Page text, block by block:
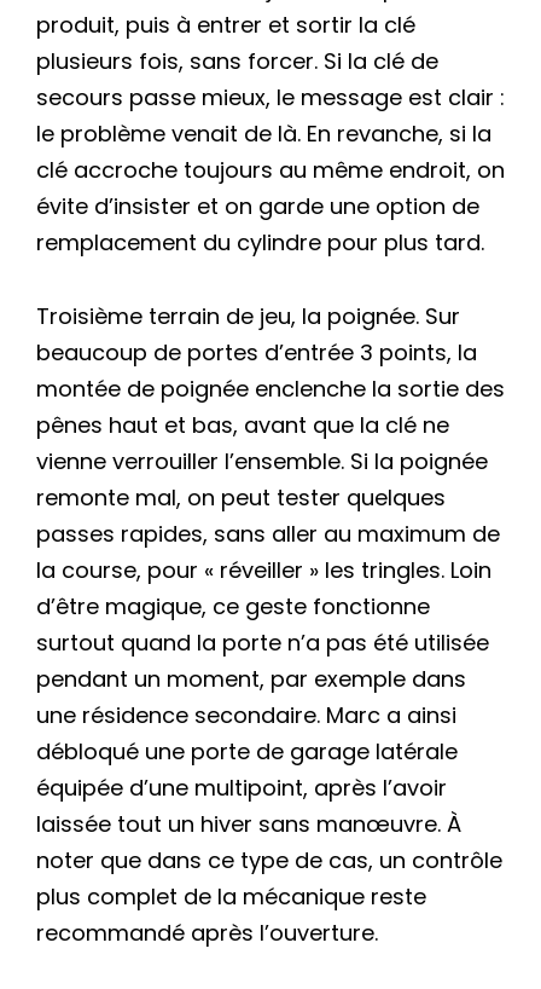
produit, puis à entrer et sortir la clé
plusieurs fois, sans forcer. Si la clé de
secours passe mieux, le message est clair :
le problème venait de là. En revanche, si la
clé accroche toujours au même endroit, on
évite d’insister et on garde une option de
remplacement du cylindre pour plus tard.
Troisième terrain de jeu, la poignée. Sur
beaucoup de portes d’entrée 3 points, la
montée de poignée enclenche la sortie des
pênes haut et bas, avant que la clé ne
vienne verrouiller l’ensemble. Si la poignée
remonte mal, on peut tester quelques
passes rapides, sans aller au maximum de
la course, pour « réveiller » les tringles. Loin
d’être magique, ce geste fonctionne
surtout quand la porte n’a pas été utilisée
pendant un moment, par exemple dans
une résidence secondaire. Marc a ainsi
débloqué une porte de garage latérale
équipée d’une multipoint, après l’avoir
laissée tout un hiver sans manœuvre. À
noter que dans ce type de cas, un contrôle
plus complet de la mécanique reste
recommandé après l’ouverture.